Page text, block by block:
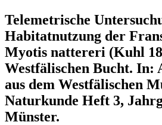
Telemetrische
Habitatnutzung der
Myotis nattereri (Kuhl
Westfälischen Bucht. In:
aus dem Westfälischen
Naturkunde Heft 3,
Münster.